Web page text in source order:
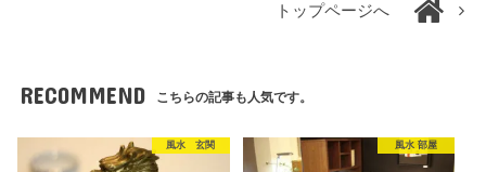
トップページへ
RECOMMEND こちらの記事も人気です。
風水 玄関 風水 部屋